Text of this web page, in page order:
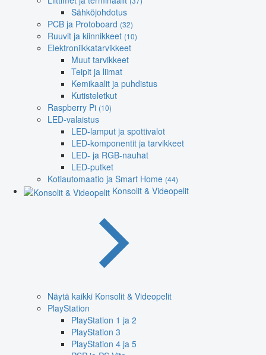
Sähköjohdotus
PCB ja Protoboard (32)
Ruuvit ja kiinnikkeet (10)
Elektroniikkatarvikkeet
Muut tarvikkeet
Teipit ja liimat
Kemikaalit ja puhdistus
Kutisteletkut
Raspberry Pi (10)
LED-valaistus
LED-lamput ja spottivalot
LED-komponentit ja tarvikkeet
LED- ja RGB-nauhat
LED-putket
Kotiautomaatio ja Smart Home (44)
Konsolit & Videopelit
Näytä kaikki Konsolit & Videopelit
PlayStation
PlayStation 1 ja 2
PlayStation 3
PlayStation 4 ja 5